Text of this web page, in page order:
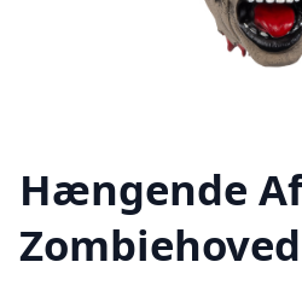
Hængende
Zombiehoved